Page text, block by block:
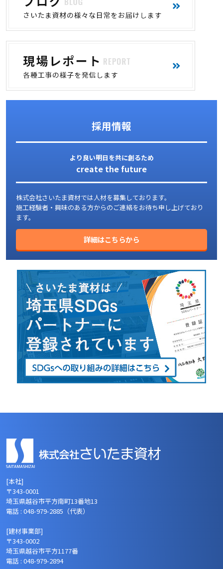
採用情報
より良い明日を共に創るため
create the future
株式会社さいたま資材では人材を募集しております。
施工経験者・興味のある方からのご連絡をお待ち申し上げており
ます。
詳細はこちらから
[本社]
〒343-0001
埼玉県越谷市平方南町13番地13
電話 : 048-979-2885（代表）
[建材事業部]
〒343-0002
埼玉県越谷市平方1177番
電話 : 048-979-2894